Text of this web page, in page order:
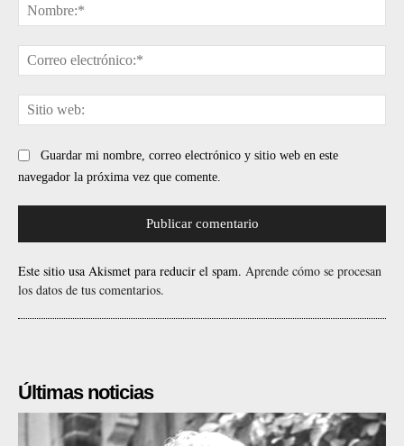
Guardar mi nombre, correo electrónico y sitio web en este
navegador la próxima vez que comente.
Este sitio usa Akismet para reducir el spam. Aprende cómo se procesan
los datos de tus comentarios.
Últimas noticias